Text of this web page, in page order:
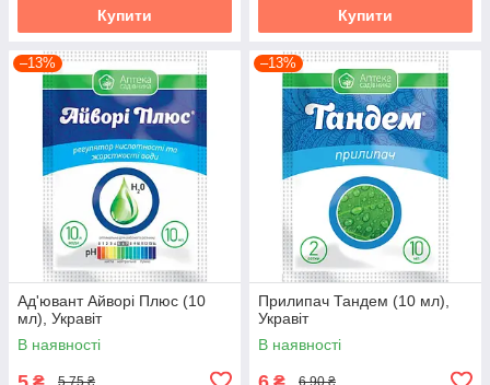
Купити Купити
–13%
Ад'ювант Айворі Плюс (10
мл), Укравіт
В наявності
–13%
Прилипач Тандем (10 мл),
Укравіт
В наявності